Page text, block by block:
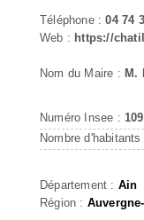
Téléphone :04 74
Web : https://
Nom du Maire : M.
Numéro Insee :
Nombre d'habitants
Département : Ain
Région :